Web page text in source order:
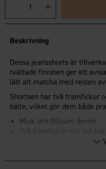
Beskrivning
Dessa jeansshorts är
tvättade finishen ger ett
lätt att matcha med resten
Shortsen har två framfickor
bälte, vilket gör dem både
Mjuk och följsam denim